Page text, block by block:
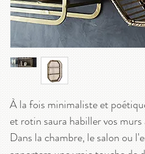
À la fois minimaliste et
et rotin saura habiller vos murs
Dans la chambre, le salon ou